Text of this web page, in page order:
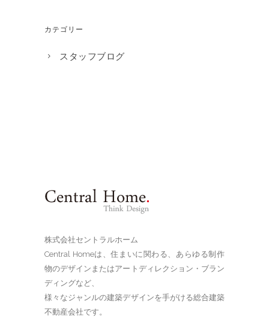
カテゴリー
スタッフブログ
株式会社セントラルホーム
Central Homeは、住まいに関わる、あらゆる制作
物のデザインまたはアートディレクション・ブラン
ディングなど、
様々なジャンルの建築デザインを手がける総合建築
不動産会社です。